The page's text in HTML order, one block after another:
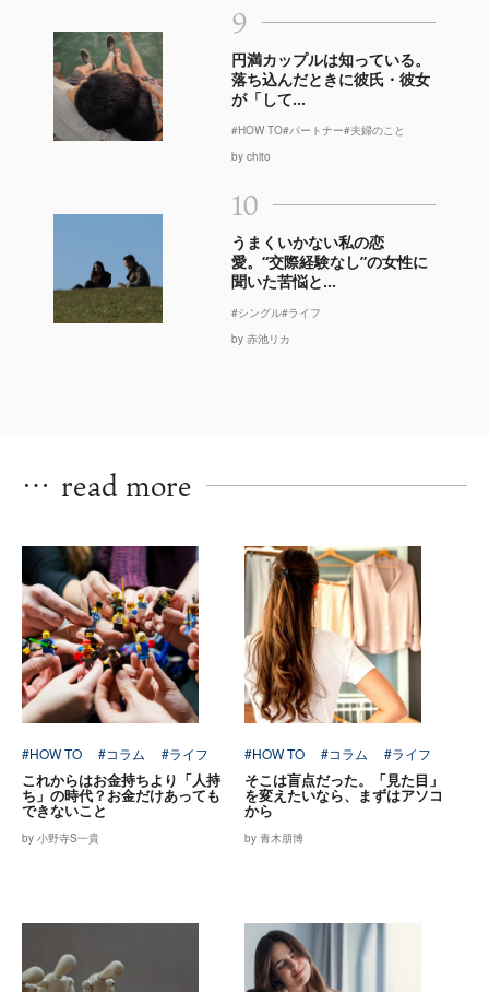
9
円満カップルは知っている。
落ち込んだときに彼氏・彼女
が「して...
#HOW TO#パートナー#夫婦のこと
by chito
10
うまくいかない私の恋
愛。“交際経験なし”の女性に
聞いた苦悩と...
#シングル#ライフ
by 赤池リカ
… read more
#HOW TO #コラム #ライフ
これからはお金持ちより「人持
ち」の時代？お金だけあっても
できないこと
by 小野寺S一貴
#HOW TO #コラム #ライフ
そこは盲点だった。「見た目」
を変えたいなら、まずはアソコ
から
by 青木朋博